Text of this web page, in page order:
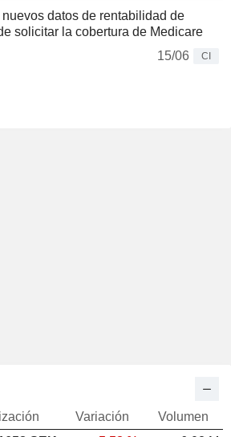
nuevos datos de rentabilidad de
solicitar la cobertura de Medicare
15/06
CI
Variación
Volumen